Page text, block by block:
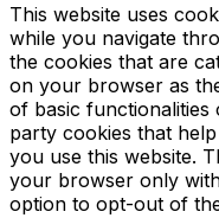
This website uses
while you navigate
the cookies that are
on your browser as
of basic functionalities
party cookies that
you use this website.
your browser only
option to opt-out of